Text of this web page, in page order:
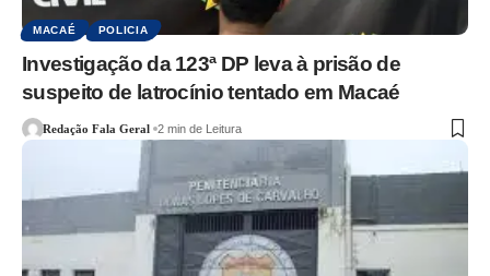
MACAÉ POLICIA
Investigação da 123ª DP leva à prisão de
suspeito de latrocínio tentado em Macaé
Redação Fala Geral 2 min de Leitura